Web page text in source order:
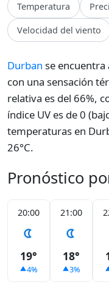
Temperatura
Velocidad del viento
Durban se encuentra
con una sensación
relativa es del 66%,
índice UV es de 0
temperaturas en
26°C.
Pronóstico
20:00
19°
4%
21:00
18°
3%